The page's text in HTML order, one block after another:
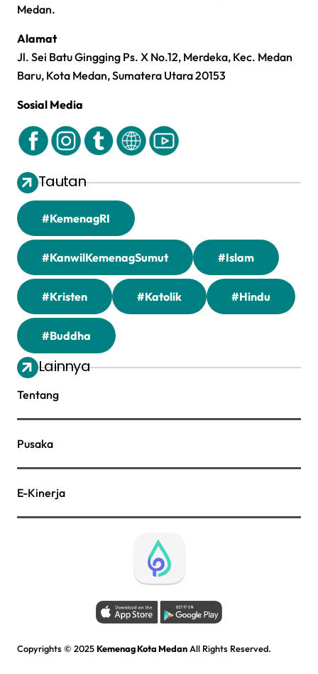
Medan.
Alamat
Jl. Sei Batu Gingging Ps. X No.12, Merdeka, Kec. Medan
Baru, Kota Medan, Sumatera Utara 20153
Sosial Media
Tautan
#KemenagRI
#KanwilKemenagSumut #Islam
#Kristen #Katolik #Hindu
#Buddha
Lainnya
Tentang
Pusaka
E-Kinerja
Copyrights © 2025Kemenag Kota MedanAll Rights Reserved.